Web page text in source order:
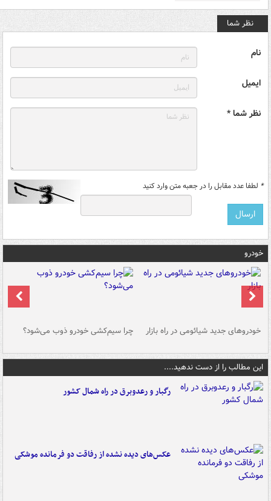
نظر شما
نام
ایمیل
نظر شما *
* لطفا عدد مقابل را در جعبه متن وارد کنید
خودرو
خودروهای جدید شیائومی در راه بازار چرا سیم‌کشی خودرو ذوب می‌شود؟
این مطالب را از دست ندهید....
رگبار و رعدوبرق در راه شمال کشور
عکس‌های دیده نشده از رفاقت دو فرمانده‌ موشکی